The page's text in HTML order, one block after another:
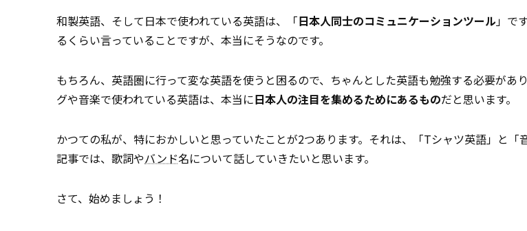
和製英語、そして日本で使われている英語は、「日本人同士のコミュニケーションツール」で
るくらい言っていることですが、本当にそうなのです。
もちろん、英語圏に行って変な英語を使うと困るので、ちゃんとした英語も勉強する必要があ
グや音楽で使われている英語は、本当に日本人の注目を集めるためにあるものだと思います。
かつての私が、特におかしいと思っていたことが2つあります。それは、「Tシャツ英語」と「
記事では、歌詞やバンド名について話していきたいと思います。
さて、始めましょう！